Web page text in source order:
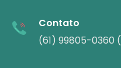
Contato
(61) 99805-